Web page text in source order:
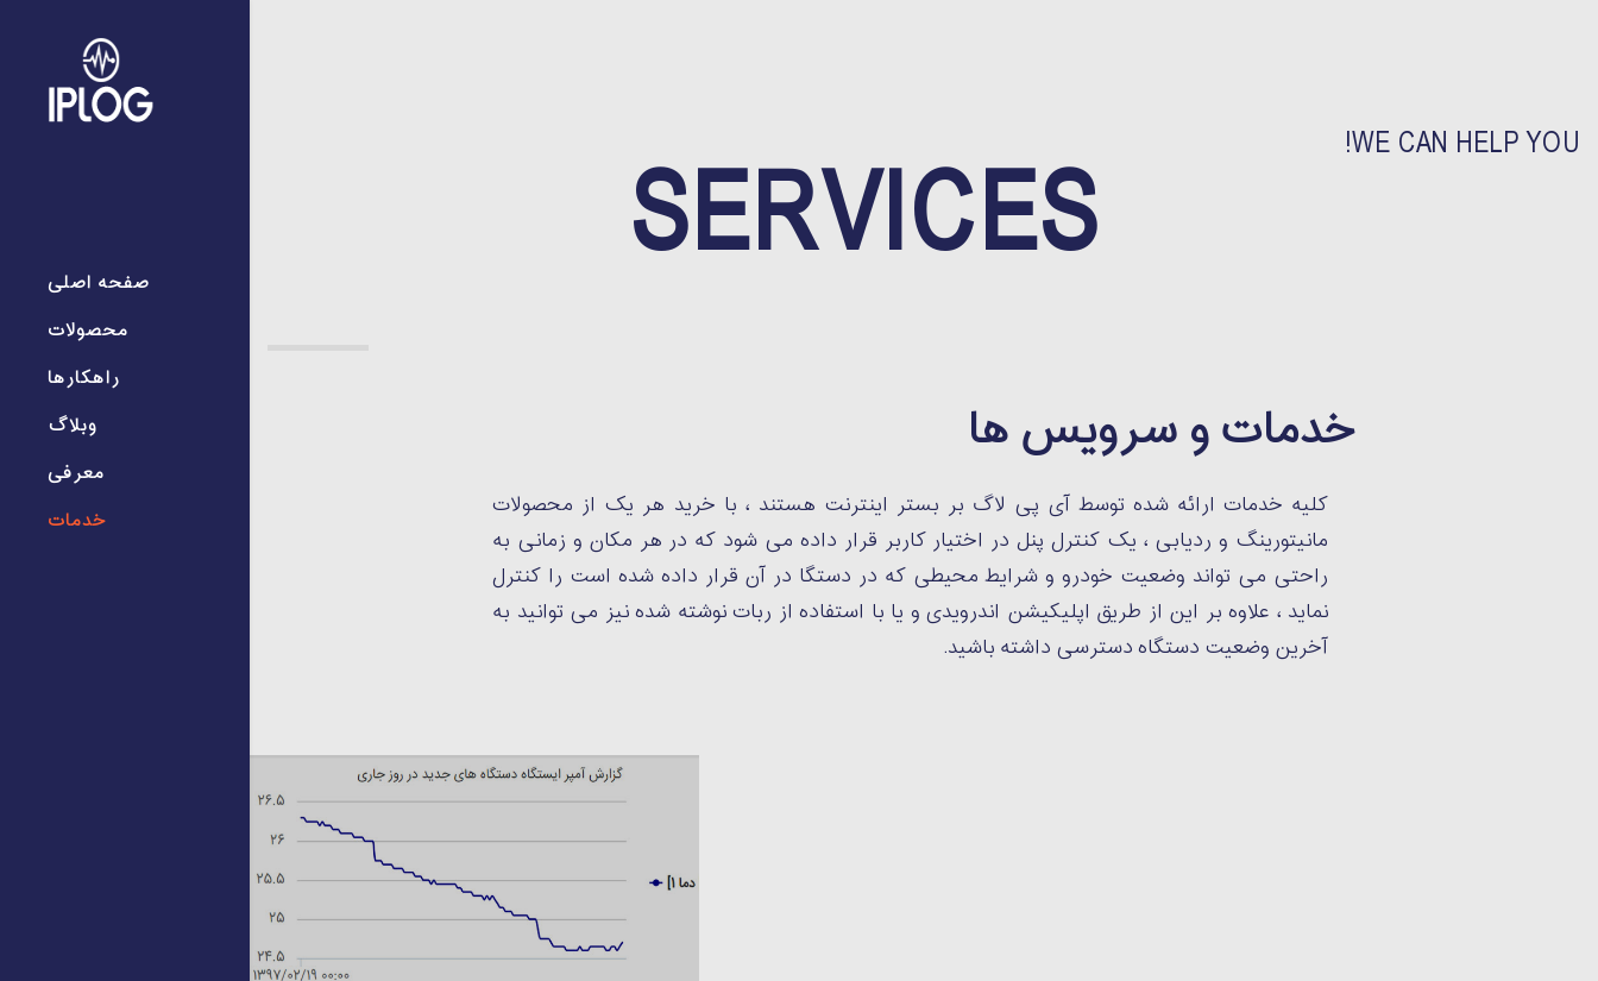
صفحه اصلی
محصولات
راهکارها
وبلاگ
معرفی
خدمات
WE CAN HELP YOU!
SERVICES
خدمات و سرویس ها
کلیه خدمات ارائه شده توسط آی پی لاگ بر بستر اینترنت هستند ، با خرید هر یک از محصولات
مانیتورینگ و ردیابی ، یک کنترل پنل در اختیار کاربر قرار داده می شود که در هر مکان و زمانی به
راحتی می تواند وضعیت خودرو و شرایط محیطی که در دستگا در آن قرار داده شده است را کنترل
نماید ، علاوه بر این از طریق اپلیکیشن اندرویدی و یا با استفاده از ربات نوشته شده نیز می توانید به
آخرین وضعیت دستگاه دسترسی داشته باشید.